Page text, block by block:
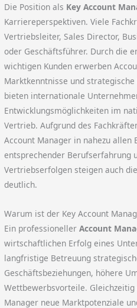
Die Position als Key Account
Karriereperspektiven. Viele
Vertriebsleiter, Sales Director,
oder Geschäftsführer. Durch die
wichtigen Kunden erwerben
Marktkenntnisse und
bieten internationale
Entwicklungsmöglichkeiten im
Vertrieb. Aufgrund des
Account Manager in nahezu
entsprechender Berufserfahrung
Vertriebserfolgen steigen auch
deutlich.
Warum ist der Key Account
Ein professionellerAccount
wirtschaftlichen Erfolg eines
langfristige Betreuung
Geschäftsbeziehungen, höhere
Wettbewerbsvorteile.
Manager neue Marktpotenziale